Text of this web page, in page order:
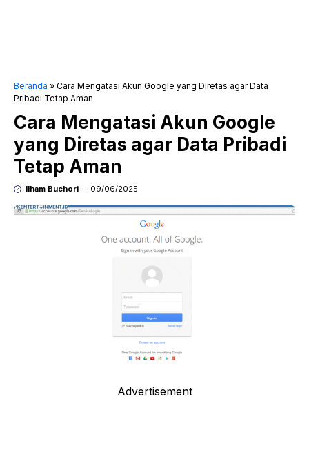
Beranda » Cara Mengatasi Akun Google yang Diretas agar Data
Pribadi Tetap Aman
Cara Mengatasi Akun Google
yang Diretas agar Data Pribadi
Tetap Aman
Ilham Buchori 09/06/2025
Advertisement